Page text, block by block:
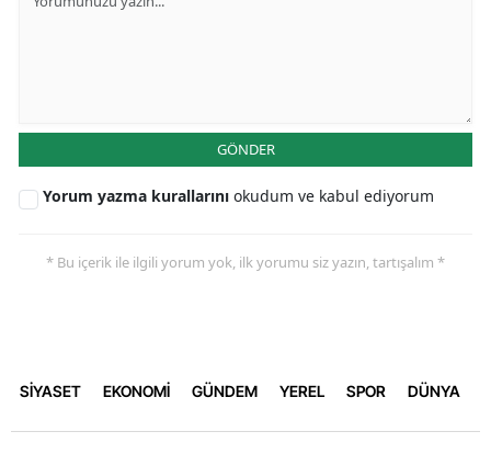
GÖNDER
Yorum yazma kurallarını okudum ve kabul ediyorum
* Bu içerik ile ilgili yorum yok, ilk yorumu siz yazın, tartışalım *
SİYASET EKONOMİ GÜNDEM YEREL SPOR DÜNYA